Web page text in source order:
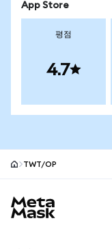
App Store
평점
4.7
TWT/OP